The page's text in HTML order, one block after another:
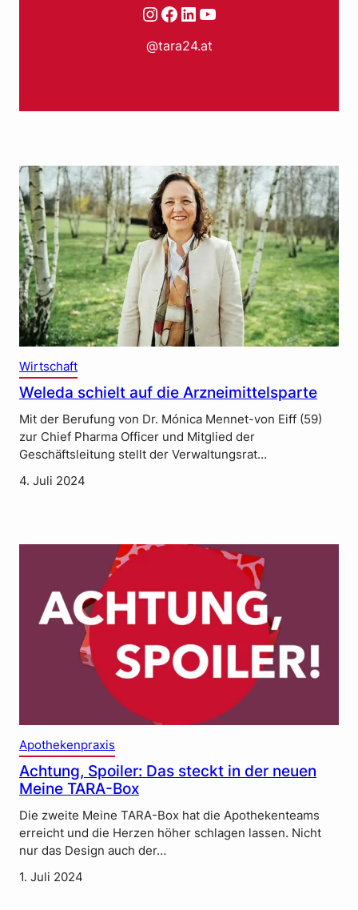
Instagram Facebook LinkedIn YouTube
@tara24.at
Wirtschaft
Weleda schielt auf die Arzneimittelsparte
Mit der Berufung von Dr. Mónica Mennet-von Eiff (59)
zur Chief Pharma Officer und Mitglied der
Geschäftsleitung stellt der Verwaltungsrat…
4. Juli 2024
Apothekenpraxis
Achtung, Spoiler: Das steckt in der neuen
Meine TARA-Box
Die zweite Meine TARA-Box hat die Apothekenteams
erreicht und die Herzen höher schlagen lassen. Nicht
nur das Design auch der…
1. Juli 2024